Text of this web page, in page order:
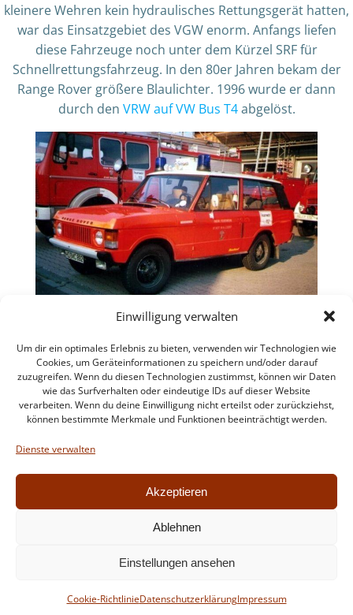
Einwilligung verwalten
Um dir ein optimales Erlebnis zu bieten, verwenden wir Technologien wie
Cookies, um Geräteinformationen zu speichern und/oder darauf
zuzugreifen. Wenn du diesen Technologien zustimmst, können wir Daten
wie das Surfverhalten oder eindeutige IDs auf dieser Website
verarbeiten. Wenn du deine Einwilligung nicht erteilst oder zurückziehst,
können bestimmte Merkmale und Funktionen beeinträchtigt werden.
Dienste verwalten
Akzeptieren
Ablehnen
Einstellungen ansehen
Cookie-RichtlinieDatenschutzerklärungImpressum
kleinere Wehren kein hydraulisches Rettungsgerät hatten,
war das Einsatzgebiet des VGW enorm. Anfangs liefen
diese Fahrzeuge noch unter dem Kürzel SRF für
Schnellrettungsfahrzeug. In den 80er Jahren bekam der
Range Rover größere Blaulichter. 1996 wurde er dann
durch den VRW auf VW Bus T4abgelöst.
Intern
© 2026 Feuerwehr Walldorf. Created for free using